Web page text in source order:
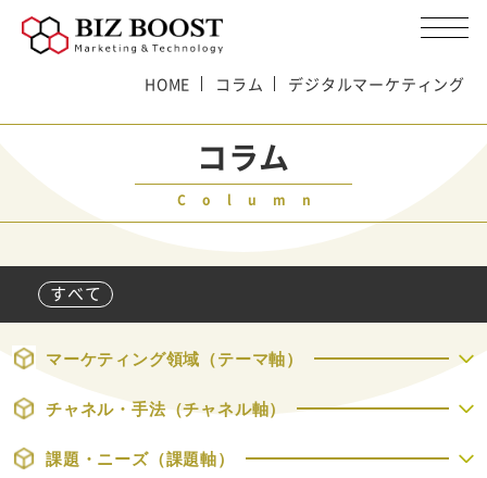
HOME コラム デジタルマーケティング
コラム
Column
すべて
マーケティング領域（テーマ軸）
チャネル・手法（チャネル軸）
課題・ニーズ（課題軸）